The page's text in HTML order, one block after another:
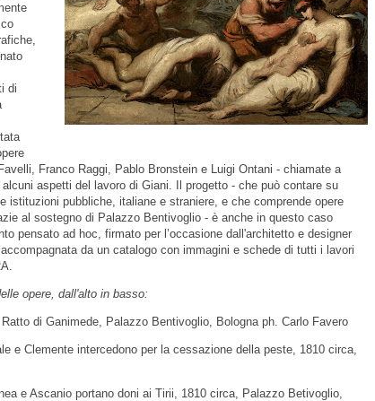
di
Franco Raggi, Pablo Bronstein e Luigi Ontani - chiamate a
aspetti del lavoro di Giani. Il progetto - che può contare su
istituzioni pubbliche, italiane e straniere, e che comprende opere
al sostegno di Palazzo Bentivoglio - è anche in questo caso
pensato ad hoc, firmato per l’occasione dall'architetto e designer
da un catalogo con immagini e schede di tutti i lavori
opere, dall'alto in basso:
di Ganimede, Palazzo Bentivoglio, Bologna ph. Carlo Favero
e Clemente intercedono per la cessazione della peste, 1810 circa,
e Ascanio portano doni ai Tirii, 1810 circa, Palazzo Betivoglio,